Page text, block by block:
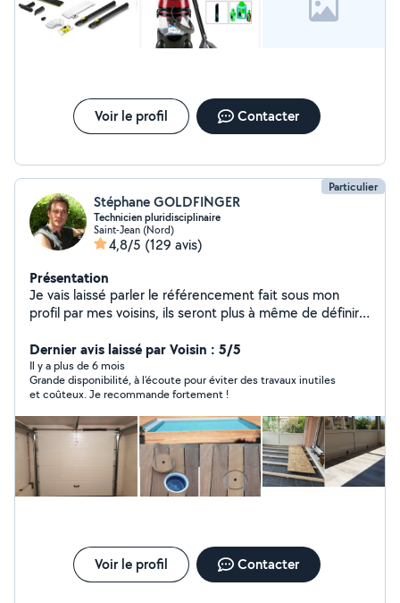
Voir le profil Contacter
Particulier
Stéphane GOLDFINGER
Technicien pluridisciplinaire
Saint-Jean (Nord)
4,8/5 (129 avis)
Présentation
Je vais laissé parler le référencement fait sous mon
profil par mes voisins, ils seront plus à même de définir
Perfectionniste dans l'âme, mais sait être à l'écoute des
objectifs.
Dernier avis laissé par Voisin : 5/5
Il y a plus de 6 mois
Grande disponibilité, à l’écoute pour éviter des travaux inutiles
et coûteux. Je recommande fortement !
Voir le profil Contacter